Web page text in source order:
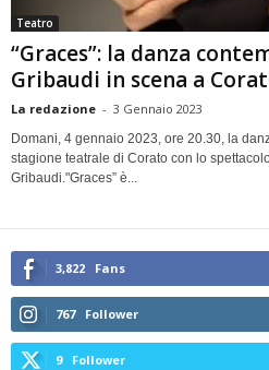
Teatro
“Graces”: la danza
Gribaudi in scena a
La redazione - 3 Gennaio 2023
Domani, 4 gennaio 2023, ore 20.30, la
stagione teatrale di Corato con lo
Gribaudi."Graces” è...
3,822 Fans
767 Follower
9 Follower